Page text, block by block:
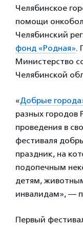
Челябинское
помощи
Челябинский
фонд «Родная».
Министерство
Челябинской
«Добрые
разных городов
проведения в
фестиваля
праздник, на
подопечным
детям,
инвалидам», —
Первый